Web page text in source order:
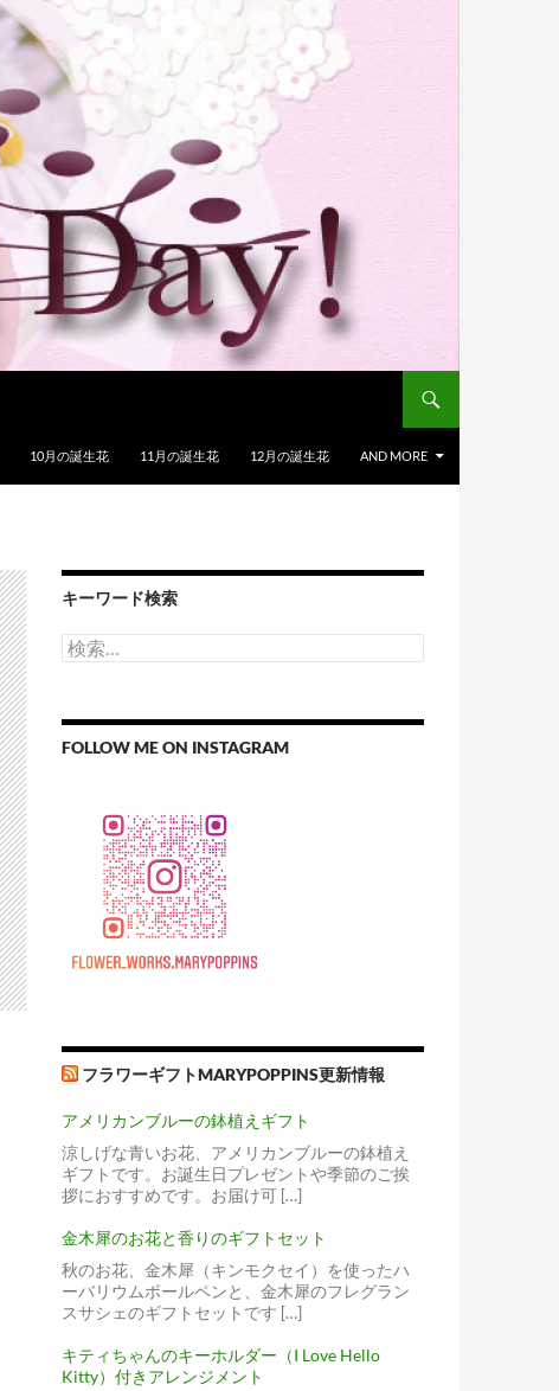
10月の誕生花 11月の誕生花 12月の誕生花 AND MORE
キーワード検索
検
索:
FOLLOW ME ON INSTAGRAM
フラワーギフトMARYPOPPINS更新情報
アメリカンブルーの鉢植えギフト
涼しげな青いお花、アメリカンブルーの鉢植え
ギフトです。お誕生日プレゼントや季節のご挨
拶におすすめです。お届け可 […]
金木犀のお花と香りのギフトセット
秋のお花、金木犀（キンモクセイ）を使ったハ
ーバリウムボールペンと、金木犀のフレグラン
スサシェのギフトセットです […]
キティちゃんのキーホルダー（I Love Hello
Kitty）付きアレンジメント